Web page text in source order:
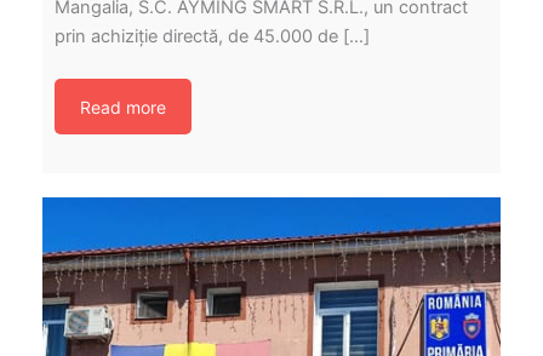
Mangalia, S.C. AYMING SMART S.R.L., un contract
prin achiziție directă, de 45.000 de […]
Read more